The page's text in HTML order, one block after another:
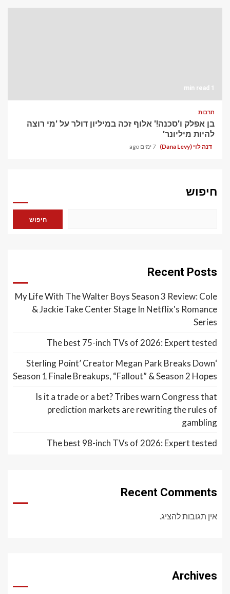
1 min read
תרבות
בן אפלק ו'סכנה!' אלוף זכה במיליון דולר על 'מי רוצה
להיות מיליונר'
דנה לוי (Dana Levy) 7 ימים ago
חיפוש
חיפוש
Recent Posts
My Life With The Walter Boys Season 3 Review: Cole
& Jackie Take Center Stage In Netflix's Romance
Series
The best 75-inch TVs of 2026: Expert tested
‘Sterling Point’ Creator Megan Park Breaks Down
Season 1 Finale Breakups, “Fallout” & Season 2 Hopes
Is it a trade or a bet? Tribes warn Congress that
prediction markets are rewriting the rules of
gambling
The best 98-inch TVs of 2026: Expert tested
Recent Comments
אין תגובות להציג.
Archives